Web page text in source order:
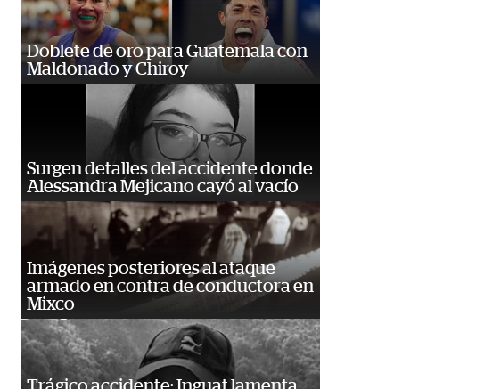
Doblete de oro para Guatemala con
Maldonado y Chiroy
Surgen detalles del accidente donde
Alessandra Mejicano cayó al vacío
Imágenes posteriores al ataque
armado en contra de conductora en
Mixco